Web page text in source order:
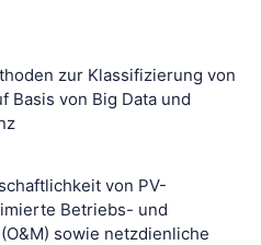
zur Klassifizierung von
Basis von Big Data und
von PV-
Betriebs- und
sowie netzdienliche